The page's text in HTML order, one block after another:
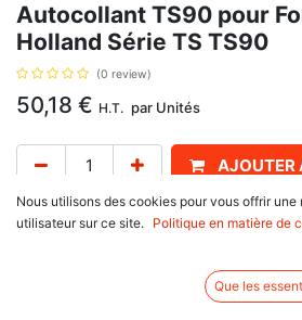
Autocollant TS90 pour
Holland Série TS TS90
(0 review)
50,18 € H.T. par Unités
AJOUTER
Délai de livraison : 1 semaine
Nous utilisons des cookies pour vous offrir
utilisateur sur ce site.
Politique en matière de
Que les